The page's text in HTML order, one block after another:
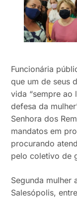
Funcionária
que um de seus
vida “sempre ao
defesa da
Senhora dos
mandatos em
procurando
pelo coletivo de
Segunda mulher
Salesópolis,